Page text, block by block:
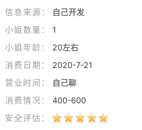
信息来源：
自己开发
小姐数量：
1
小姐年龄：
20左右
消费日期：
2020-7-21
营业时间：
自己聊
消费情况：
400-600
安全评估：